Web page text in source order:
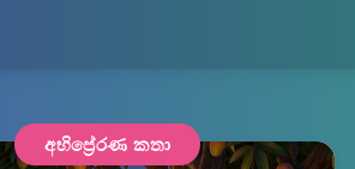
අභිප්‍රේරණ කතා